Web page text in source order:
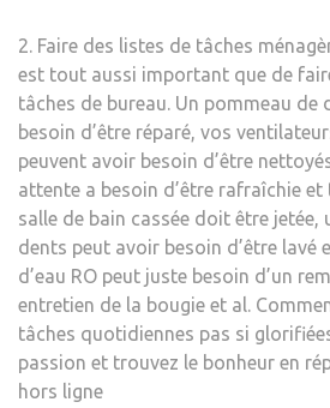
2. Faire des listes de tâches
est tout aussi important que de
tâches de bureau. Un pommeau de
besoin d’être réparé, vos
peuvent avoir besoin d’être
attente a besoin d’être rafraîchie et
salle de bain cassée doit être jetée,
dents peut avoir besoin d’être lavé
d’eau RO peut juste besoin d’un
entretien de la bougie et al.
tâches quotidiennes pas si
passion et trouvez le bonheur en
hors ligne